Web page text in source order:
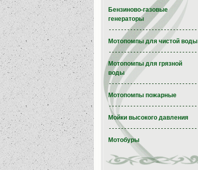
Бензиново-газовые
генераторы
Мотопомпы для чистой воды
Мотопомпы для грязной
воды
Мотопомпы пожарные
Мойки высокого давления
Мотобуры